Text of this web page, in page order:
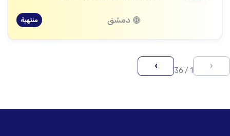
دمشق منتهية
‹
1 / 36
›